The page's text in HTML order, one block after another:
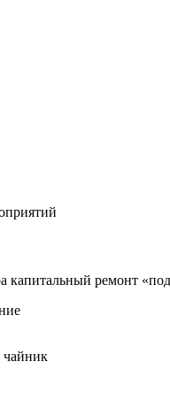
капитальный ремонт
чайник